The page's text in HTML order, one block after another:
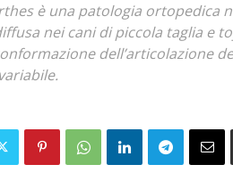
è una patologia ortopedica
nei cani di piccola taglia e
dell’articolazione